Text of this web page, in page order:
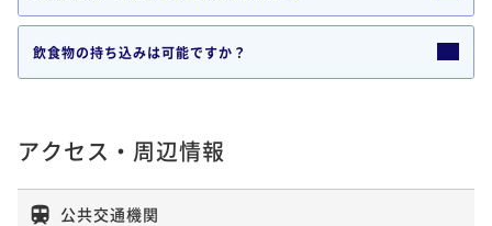
飲食物の持ち込みは可能ですか？
アクセス・周辺情報
公共交通機関